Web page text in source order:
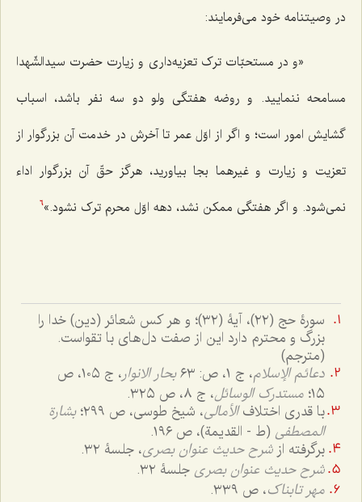
در وصیتنامه خود می‌فرمایند:
«و در مستحبّات ترک تعزیه‌داری و زیارت حضرت سیدالشّهدا
مسامحه ننمایید. و روضه هفتگی ولو دو سه نفر باشد، اسباب
گشایش امور است؛ و اگر از اوّل عمر تا آخرش در خدمت آن بزرگوار از
تعزیت و زیارت و غیرهما بجا بیاورید، هرگز حقّ آن بزرگوار اداء
نمی‌شود. و اگر هفتگی ممکن نشد، دهه اوّل محرم ترک نشود.»6
سورۀ حج (٢٢)، آیۀ (٣٢)؛ و هر کس شعائر (دین) خدا را
بزرگ و محترم دارد این از صفت دل‌های با تقواست.
(مترجم)
دعائم الإسلام، ج ١، ص: ٦٣ بحار الانوار
، ج ١٠٥، ص
١٥؛ مستدرک الوسائل، ج ٨، ص ٣٢٥.
با قدری اختلافالأمالی، شیخ طوسی، ص ٢٩٩؛
بشارة
المصطفی (ط - القدیمة)، ص ١٩٦.
برگرفته از شرح حدیث عنوان بصری، جلسۀ ٣٢.
شرح حدیث عنوان بصری جلسۀ ٣٢.
مهر تابناک، ص ٣٣٩.